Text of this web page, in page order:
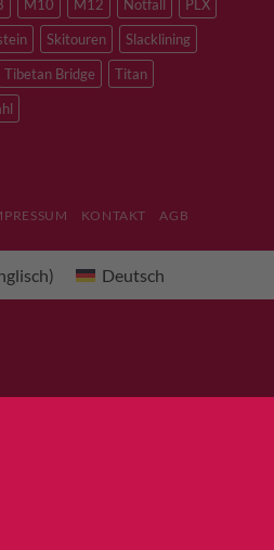
M10 M12 Notfall
PLX
Skitouren
Slacklining
Tibetan Bridge
Titan
KONTAKT AGB
) Deutsch